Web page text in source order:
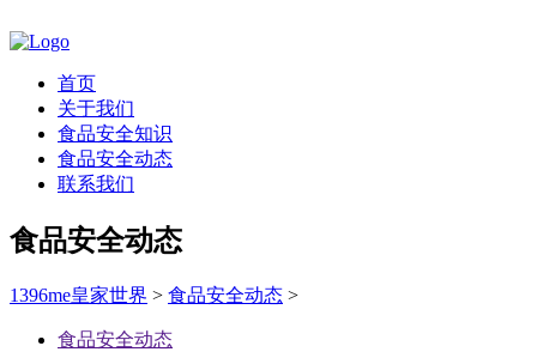
首页
关于我们
食品安全知识
食品安全动态
联系我们
食品安全动态
1396me皇家世界 > 食品安全动态 >
食品安全动态